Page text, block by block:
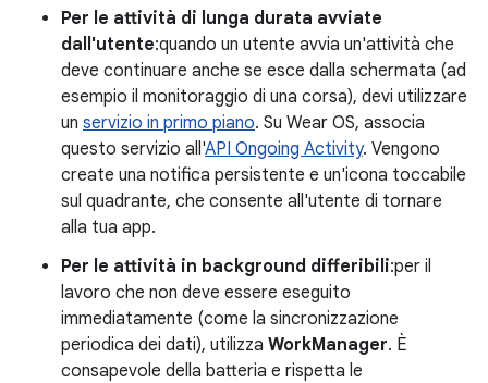
Per le attività di lunga durata avviate
dall'utente:quando un utente avvia un'attività che
deve continuare anche se esce dalla schermata (ad
esempio il monitoraggio di una corsa), devi utilizzare
un servizio in primo piano. Su Wear OS, associa
questo servizio all'API Ongoing Activity. Vengono
create una notifica persistente e un'icona toccabile
sul quadrante, che consente all'utente di tornare
alla tua app.
Per le attività in background differibili:per il
lavoro che non deve essere eseguito
immediatamente (come la sincronizzazione
periodica dei dati), utilizza WorkManager. È
consapevole della batteria e rispetta le